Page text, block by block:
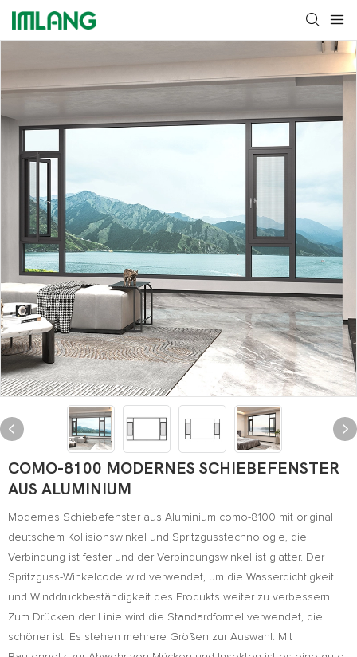
COMO-8100 MODERNES SCHIEBEFENSTER
AUS ALUMINIUM
Modernes Schiebefenster aus Aluminium como-8100 mit original
deutschem Kollisionswinkel und Spritzgusstechnologie, die
Verbindung ist fester und der Verbindungswinkel ist glatter. Der
Spritzguss-Winkelcode wird verwendet, um die Wasserdichtigkeit
und Winddruckbeständigkeit des Produkts weiter zu verbessern.
Zum Drücken der Linie wird die Standardformel verwendet, die
schöner ist. Es stehen mehrere Größen zur Auswahl. Mit